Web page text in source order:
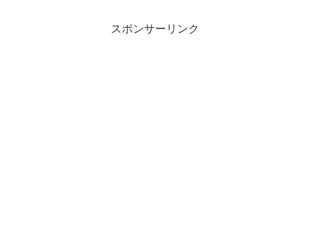
スポンサーリンク